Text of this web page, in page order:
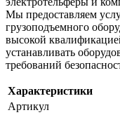
Мы предоставляем
грузоподъемного
высокой
устанавливать
требований
Характеристики
Артикул